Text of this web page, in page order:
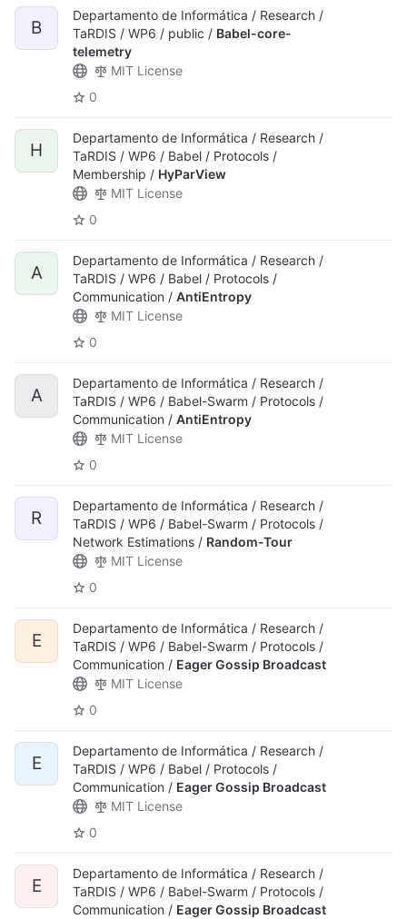
B
Departamento de Informática / Research /
TaRDIS / WP6 / public / Babel-core-
telemetry
MIT License
0
H
Departamento de Informática / Research /
TaRDIS / WP6 / Babel / Protocols /
Membership / HyParView
MIT License
0
A
Departamento de Informática / Research /
TaRDIS / WP6 / Babel / Protocols /
Communication / AntiEntropy
MIT License
0
A
Departamento de Informática / Research /
TaRDIS / WP6 / Babel-Swarm / Protocols /
Communication / AntiEntropy
MIT License
0
R
Departamento de Informática / Research /
TaRDIS / WP6 / Babel-Swarm / Protocols /
Network Estimations / Random-Tour
MIT License
0
E
Departamento de Informática / Research /
TaRDIS / WP6 / Babel-Swarm / Protocols /
Communication / Eager Gossip Broadcast
MIT License
0
E
Departamento de Informática / Research /
TaRDIS / WP6 / Babel / Protocols /
Communication / Eager Gossip Broadcast
MIT License
0
E
Departamento de Informática / Research /
TaRDIS / WP6 / Babel-Swarm / Protocols /
Communication / Eager Gossip Broadcast